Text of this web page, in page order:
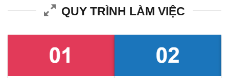
QUY TRÌNH LÀM VIỆC